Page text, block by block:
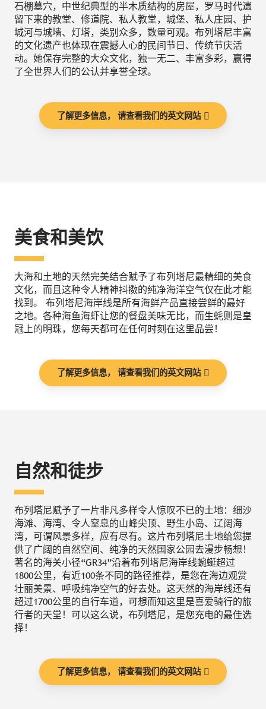
石棚墓穴，中世纪典型的半木质结构的房屋，罗马时代遗
留下来的教堂、修道院、私人教堂，城堡、私人庄园、护
城河与城墙、灯塔，类别众多，数量可观。布列塔尼丰富
的文化遗产也体现在震撼人心的民间节日、传统节庆活
动。她保存完整的大众文化，独一无二、丰富多彩，赢得
了全世界人们的公认并享誉全球。
了解更多信息， 请查看我们的英文网站
美食和美饮
大海和土地的天然完美结合赋予了布列塔尼最精细的美食
文化，而且这种令人精神抖擞的纯净海洋空气仅在此才能
找到。 布列塔尼海岸线是所有海鲜产品直接尝鲜的最好
之地。各种海鱼海虾让您的餐盘美味无比，而生蚝则是皇
冠上的明珠，您每天都可在任何时刻在这里品尝！
了解更多信息， 请查看我们的英文网站
自然和徒步
布列塔尼赋予了一片非凡多样令人惊叹不已的土地：细沙
海滩、海湾、令人窒息的山峰尖顶、野生小岛、辽阔海
湾，可谓风景多样，应有尽有。这片布列塔尼土地给您提
供了广阔的自然空间、纯净的天然国家公园去漫步畅想！
著名的海关小径“GR34”沿着布列塔尼海岸线蜿蜒超过
1800公里，有近100条不同的路径推荐，是您在海边观赏
壮丽美景、呼吸纯净空气的好去处。这天然的海岸线还有
超过1700公里的自行车道，可想而知这里是喜爱骑行的旅
行者的天堂！可以这么说，布列塔尼，是您充电的最佳选
择！
了解更多信息， 请查看我们的英文网站